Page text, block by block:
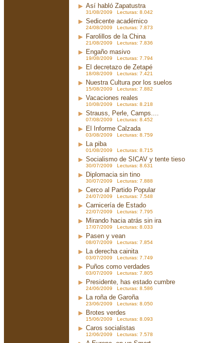
Así habló Zapatustra
31/08/2009 Lecturas: 8.042
Sedicente académico
24/08/2009 Lecturas: 7.873
Farolillos de la China
21/08/2009 Lecturas: 7.836
Engaño masivo
19/08/2009 Lecturas: 7.794
El decretazo de Zetapé
18/08/2009 Lecturas: 7.421
Nuestra Cultura por los suelos
15/08/2009 Lecturas: 7.882
Vacaciones reales
10/08/2009 Lecturas: 8.218
Strauss, Perle, Camps....
07/08/2009 Lecturas: 8.452
El Informe Calzada
03/08/2009 Lecturas: 8.759
La piba
01/08/2009 Lecturas: 8.715
Socialismo de SICAV y tente tieso
30/07/2009 Lecturas: 8.631
Diplomacia sin tino
30/07/2009 Lecturas: 7.888
Cerco al Partido Popular
24/07/2009 Lecturas: 7.548
Carnicería de Estado
22/07/2009 Lecturas: 7.795
Mirando hacia atrás sin ira
17/07/2009 Lecturas: 8.033
Pasen y vean
08/07/2009 Lecturas: 7.854
La derecha cainita
03/07/2009 Lecturas: 7.749
Puños como verdades
03/07/2009 Lecturas: 7.805
Presidente, has estado cumbre
24/06/2009 Lecturas: 8.586
La roña de Garoña
23/06/2009 Lecturas: 8.050
Brotes verdes
15/06/2009 Lecturas: 8.093
Caros socialistas
12/06/2009 Lecturas: 7.578